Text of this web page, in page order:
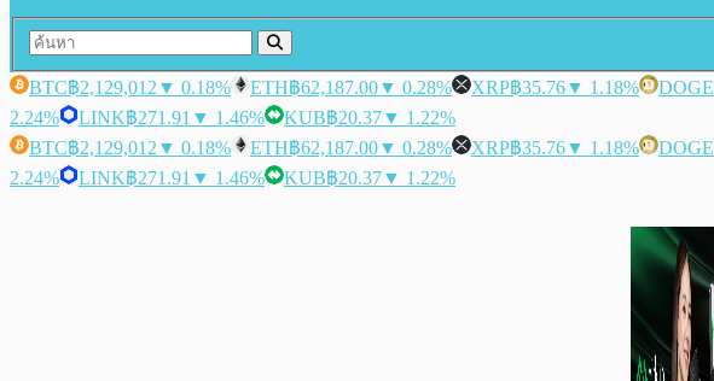
BTC฿2,129,012 ▼ 0.18% ETH฿62,187.00▼ 0.28% XRP฿35.76▼ 1.18% DOGE
2.24%
LINK฿271.91 ▼ 1.46% KUB฿20.37▼ 1.22%
BTC฿2,129,012 ▼ 0.18% ETH฿62,187.00▼ 0.28% XRP฿35.76▼ 1.18% DOGE
2.24%
LINK฿271.91 ▼ 1.46% KUB฿20.37▼ 1.22%